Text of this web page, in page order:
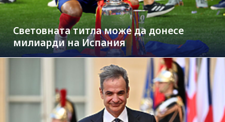
Световната титла може да донесе
милиарди на Испания